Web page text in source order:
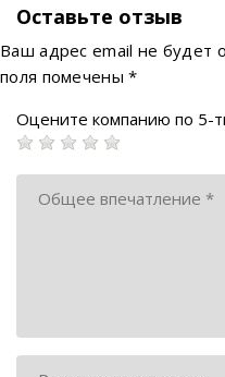
Оставьте отзыв
Ваш адрес email не будет
поля помечены*
Оцените компанию по 5-